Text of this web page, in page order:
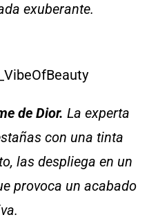
exuberante.
de Dior. La experta
con una tinta
las despliega en un
provoca un acabado